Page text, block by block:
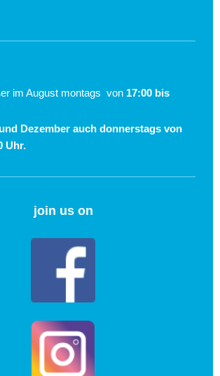
im August montags von 17:00 bis
Dezember auch donnerstags von
Uhr.
join us on